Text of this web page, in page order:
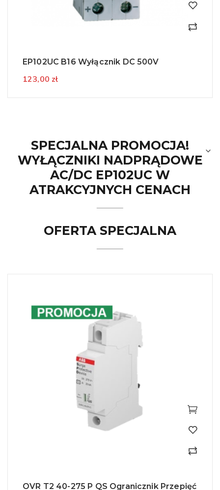
EP102UC B16 Wyłącznik DC 500V
123,00 zł
SPECJALNA PROMOCJA!
WYŁĄCZNIKI NADPRĄDOWE
AC/DC EP102UC W
ATRAKCYJNYCH CENACH

OFERTA SPECJALNA
OVR T2 40-275 P QS Ogranicznik Przepięć